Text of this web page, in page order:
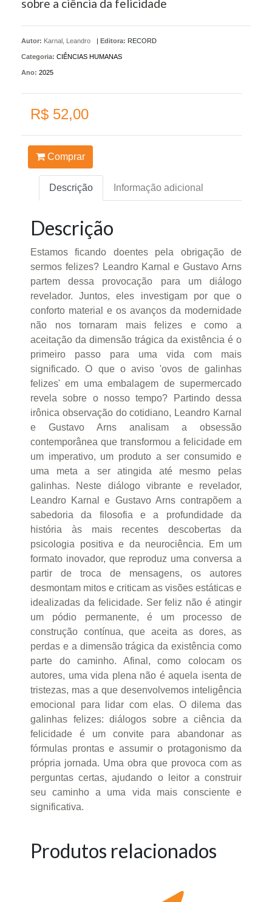
sobre a ciência da felicidade
Autor: Karnal, Leandro | Editora: RECORD
Categoria: CIÊNCIAS HUMANAS
Ano: 2025
R$ 52,00
Comprar
Descrição Informação adicional
Descrição
Estamos ficando doentes pela obrigação de
sermos felizes? Leandro Karnal e Gustavo Arns
partem dessa provocação para um diálogo
revelador. Juntos, eles investigam por que o
conforto material e os avanços da modernidade
não nos tornaram mais felizes e como a
aceitação da dimensão trágica da existência é o
primeiro passo para uma vida com mais
significado. O que o aviso 'ovos de galinhas
felizes' em uma embalagem de supermercado
revela sobre o nosso tempo? Partindo dessa
irônica observação do cotidiano, Leandro Karnal
e Gustavo Arns analisam a obsessão
contemporânea que transformou a felicidade em
um imperativo, um produto a ser consumido e
uma meta a ser atingida até mesmo pelas
galinhas. Neste diálogo vibrante e revelador,
Leandro Karnal e Gustavo Arns contrapõem a
sabedoria da filosofia e a profundidade da
história às mais recentes descobertas da
psicologia positiva e da neurociência. Em um
formato inovador, que reproduz uma conversa a
partir de troca de mensagens, os autores
desmontam mitos e criticam as visões estáticas e
idealizadas da felicidade. Ser feliz não é atingir
um pódio permanente, é um processo de
construção contínua, que aceita as dores, as
perdas e a dimensão trágica da existência como
parte do caminho. Afinal, como colocam os
autores, uma vida plena não é aquela isenta de
tristezas, mas a que desenvolvemos inteligência
emocional para lidar com elas. O dilema das
galinhas felizes: diálogos sobre a ciência da
felicidade é um convite para abandonar as
fórmulas prontas e assumir o protagonismo da
própria jornada. Uma obra que provoca com as
perguntas certas, ajudando o leitor a construir
seu caminho a uma vida mais consciente e
significativa.
Produtos relacionados